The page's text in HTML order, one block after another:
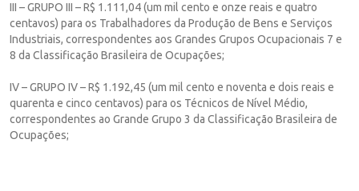
III – GRUPO III – R$ 1.111,04 (um mil cento e onze reais e quatro
centavos) para os Trabalhadores da Produção de Bens e Serviços
Industriais, correspondentes aos Grandes Grupos Ocupacionais 7 e
8 da Classificação Brasileira de Ocupações;
IV – GRUPO IV – R$ 1.192,45 (um mil cento e noventa e dois reais e
quarenta e cinco centavos) para os Técnicos de Nível Médio,
correspondentes ao Grande Grupo 3 da Classificação Brasileira de
Ocupações;